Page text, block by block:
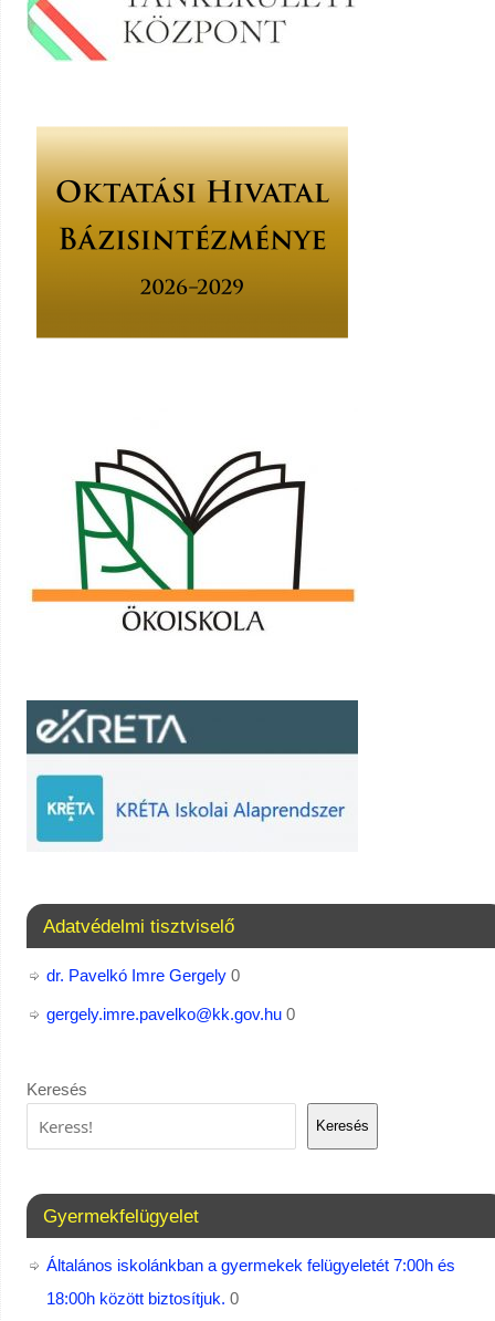
Adatvédelmi tisztviselő
dr. Pavelkó Imre Gergely0
gergely.imre.pavelko@kk.gov.hu0
Keresés
Keresés
Gyermekfelügyelet
Általános iskolánkban a gyermekek felügyeletét 7:00h és
18:00h között biztosítjuk. 0